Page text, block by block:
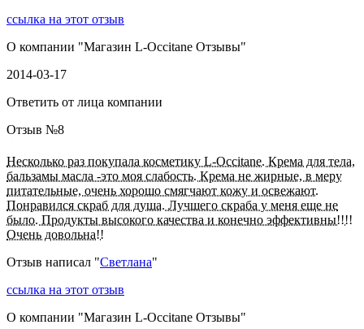
ссылка на этот отзыв
О компании "Магазин L-Occitane Отзывы"
2014-03-17
Ответить от лица компании
Отзыв №8
Несколько раз покупала косметику L-Occitane. Крема для тела,
бальзамы масла -это моя слабость. Крема не жирные, в меру
питательные, очень хорошо смягчают кожу и освежают.
Понравился скраб для душа. Лучшего скраба у меня еще не
было. Продукты высокого качества и конечно эффективны!!!!
Очень довольна!!
Отзыв написал "Светлана"
ссылка на этот отзыв
О компании "Магазин L-Occitane Отзывы"